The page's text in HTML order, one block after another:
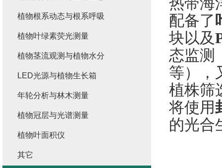
热带海
配备了
块以及
态监测
等），
植株筛
将使用
的光合
植物根系动态与根系呼吸
植物叶绿素荧光测量
植物茎流观测与植物水分
LED光源与植物生长箱
年轮分析与林木测量
植物冠层与光谱测量
植物叶面积仪
其它